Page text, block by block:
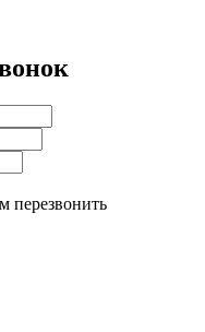
перезвонить